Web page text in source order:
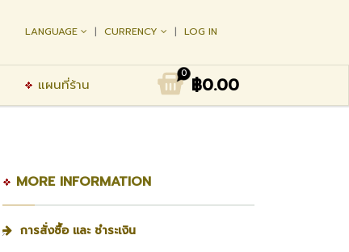
LANGUAGE CURRENCY LOG IN
แผนที่ร้าน
0 ฿0.00
MORE INFORMATION
การสั่งซื้อ และ ชำระเงิน